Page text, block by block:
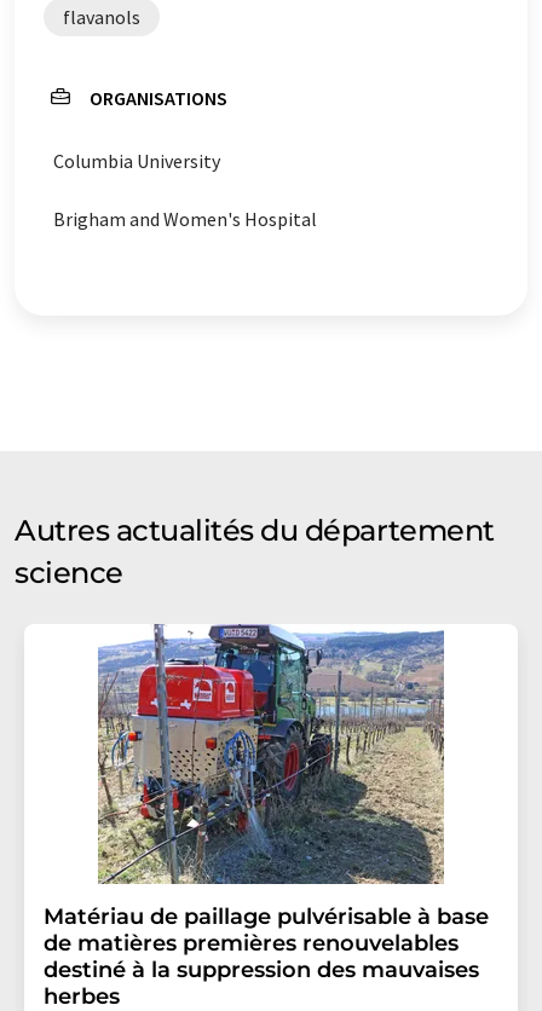
flavanols
ORGANISATIONS
Columbia University
Brigham and Women's Hospital
Autres actualités du département
science
Matériau de paillage pulvérisable à base
de matières premières renouvelables
destiné à la suppression des mauvaises
herbes